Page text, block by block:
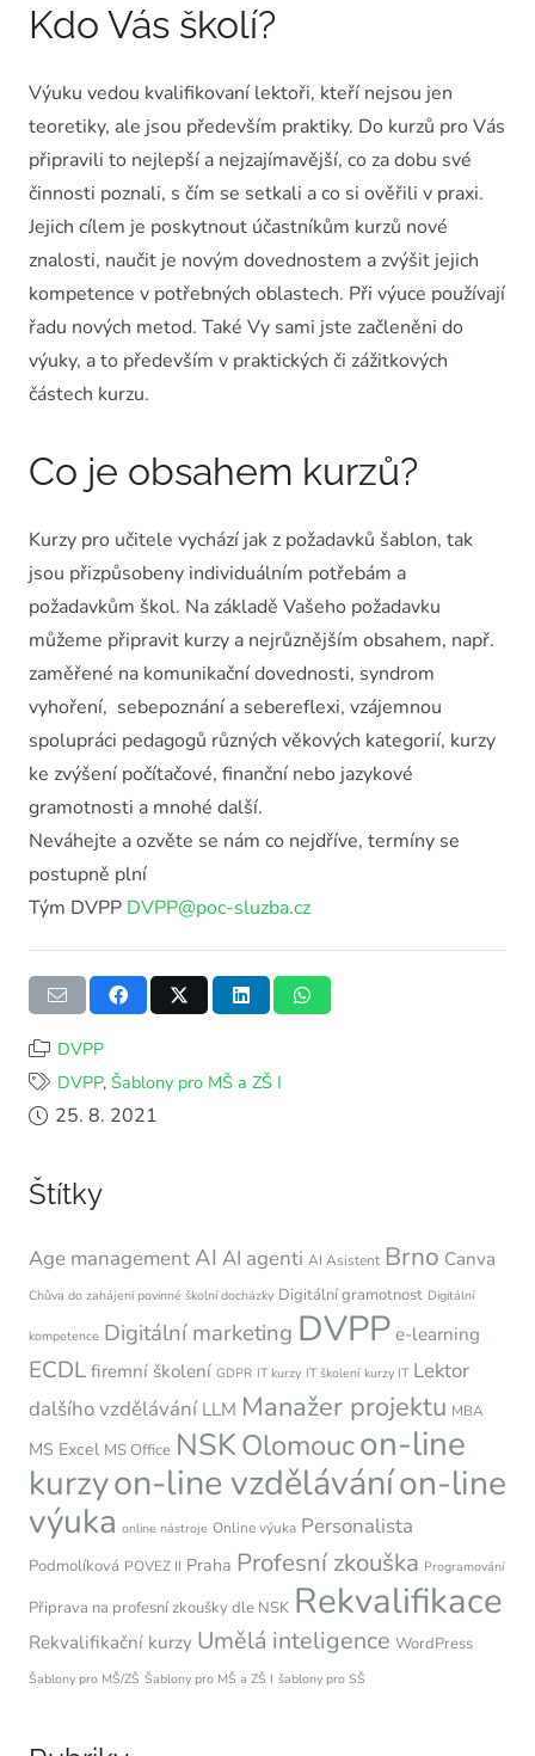
Kdo Vás školí?
Výuku vedou kvalifikovaní lektoři, kteří nejsou jen
teoretiky, ale jsou především praktiky. Do kurzů pro Vás
připravili to nejlepší a nejzajímavější, co za dobu své
činnosti poznali, s čím se setkali a co si ověřili v praxi.
Jejich cílem je poskytnout účastníkům kurzů nové
znalosti, naučit je novým dovednostem a zvýšit jejich
kompetence v potřebných oblastech. Při výuce používají
řadu nových metod. Také Vy sami jste začleněni do
výuky, a to především v praktických či zážitkových
částech kurzu.
Co je obsahem kurzů?
Kurzy pro učitele vychází jak z požadavků šablon, tak
jsou přizpůsobeny individuálním potřebám a
požadavkům škol. Na základě Vašeho požadavku
můžeme připravit kurzy a nejrůznějším obsahem, např.
zaměřené na komunikační dovednosti, syndrom
vyhoření, sebepoznání a sebereflexi, vzájemnou
spolupráci pedagogů různých věkových kategorií, kurzy
ke zvýšení počítačové, finanční nebo jazykové
gramotnosti a mnohé další.
Neváhejte a ozvěte se nám co nejdříve, termíny se
postupně plní
Tým DVPP DVPP@poc-sluzba.cz
DVPP
DVPP, Šablony pro MŠ a ZŠ I
25. 8. 2021
Štítky
Age managementAI AI agenti AI Asistent Brno Canva
Chůva do zahájení povinné školní docházky Digitální gramotnost Digitální
kompetence Digitální marketing DVPP e-learning
ECDL firemní školení GDPR IT kurzy IT školení kurzy IT Lektor
dalšího vzdělávání LLM Manažer projektu MBA
MS Excel MS Office NSKOlomoucon-line
kurzyon-line vzděláváníon-line
výuka online nástroje Online výuka Personalista
Podmolíková POVEZ II Praha Profesní zkouška Programování
Připrava na profesní zkoušky dle NSK Rekvalifikace
Rekvalifikační kurzy Umělá inteligence WordPress
Šablony pro MŠ/ZŠ Šablony pro MŠ a ZŠ I šablony pro SŠ